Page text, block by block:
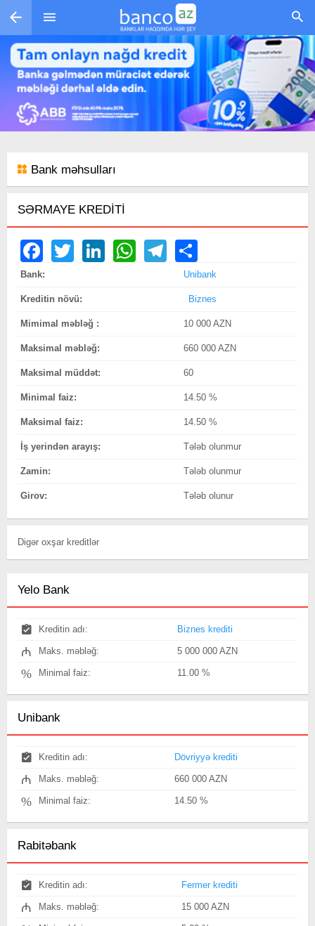
Skip to main content
Bank məhsulları
SƏRMAYE KREDİTİ
FacebookTwitter LinkedIn WhatsAppTelegram
Bank: Unibank
Kreditin növü: Biznes
Mimimal məbləğ : 10 000 AZN
Maksimal məbləğ: 660 000 AZN
Maksimal müddət: 60
Minimal faiz: 14.50 %
Maksimal faiz: 14.50 %
İş yerindən arayış: Tələb olunmur
Zamin: Tələb olunmur
Girov: Tələb olunur
Digər oxşar kreditlər
Yelo Bank
Kreditin adı: Biznes krediti
₼ Maks. məbləğ: 5 000 000 AZN
% Minimal faiz: 11.00 %
Unibank
Kreditin adı: Dövriyyə krediti
₼ Maks. məbləğ: 660 000 AZN
% Minimal faiz: 14.50 %
Rabitəbank
Kreditin adı: Fermer krediti
₼ Maks. məbləğ: 15 000 AZN